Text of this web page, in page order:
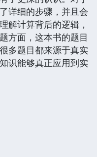
详细的步骤，并且会
解计算背后的逻辑，
方面，这本书的题目
多题目都来源于真实
识能够真正应用到实